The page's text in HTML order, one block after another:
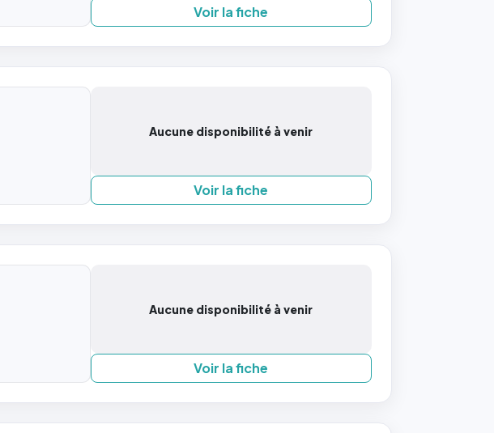
Voir la fiche
Aucune disponibilité à venir
Voir la fiche
Aucune disponibilité à venir
Voir la fiche